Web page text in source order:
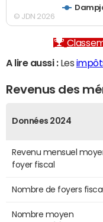
© JDN 2026
A lire aussi :Les
Revenus des
Données 2024
Revenu mensuel
foyer fiscal
Nombre de foyers
Nombre moyen